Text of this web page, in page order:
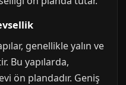
genellikle yalın ve
Bu yapılarda,
ön plandadır. Geniş